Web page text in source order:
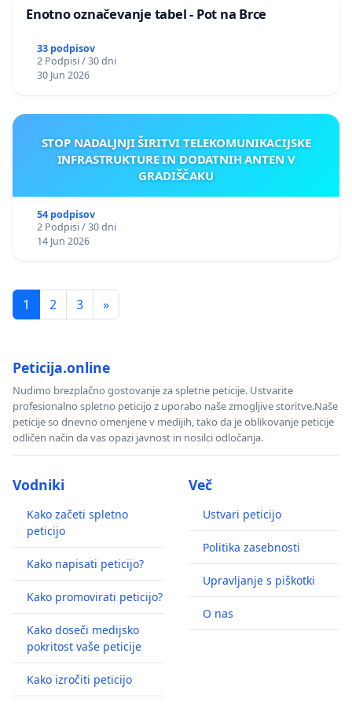
dostopnost do učinkovitih oblik pomoči v
zdravstvenem sistemu pa poišče v sodelovanju z
navedenimi strokami.
Enotno označevanje tabel - Pot na Brce
33 podpisov
2 Podpisi / 30 dni
30 Jun 2026
STOP NADALJNJI ŠIRITVI TELEKOMUNIKACIJSKE
INFRASTRUKTURE IN DODATNIH ANTEN V
GRADIŠČAKU
54 podpisov
2 Podpisi / 30 dni
14 Jun 2026
1 2 3 »
Peticija.online
Nudimo brezplačno gostovanje za spletne peticije. Ustvarite
profesionalno spletno peticijo z uporabo naše zmogljive storitve.Naše
peticije so dnevno omenjene v medijih, tako da je oblikovanje peticije
odličen način da vas opazi javnost in nosilci odločanja.
Vodniki
Kako začeti spletno
peticijo
Kako napisati peticijo?
Kako promovirati peticijo?
Kako doseči medijsko
pokritost vaše peticije
Kako izročiti peticijo
Več
Ustvari peticijo
Politika zasebnosti
Upravljanje s piškotki
O nas